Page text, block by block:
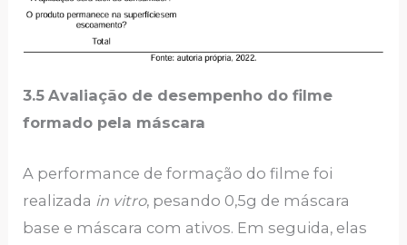
3.5 Avaliação de desempenho do filme
formado pela máscara
A performance de formação do filme foi
realizada in vitro, pesando 0,5g de máscara
base e máscara com ativos. Em seguida, elas